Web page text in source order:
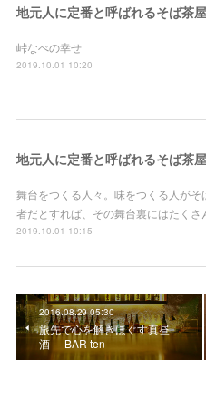
地元人に定番と呼ばれるそば茶
峠なべの幸せ
2019.10.01 10:20
地元人に定番と呼ばれるそば茶
舞台をつくる人々。味をつくる人がそ
者だとすれば、その舞台裏にはたくさ
2019.10.01 10:15
2016.08.29 05:30
旅先で心を解きほぐす真昼
酒 -BAR ten-